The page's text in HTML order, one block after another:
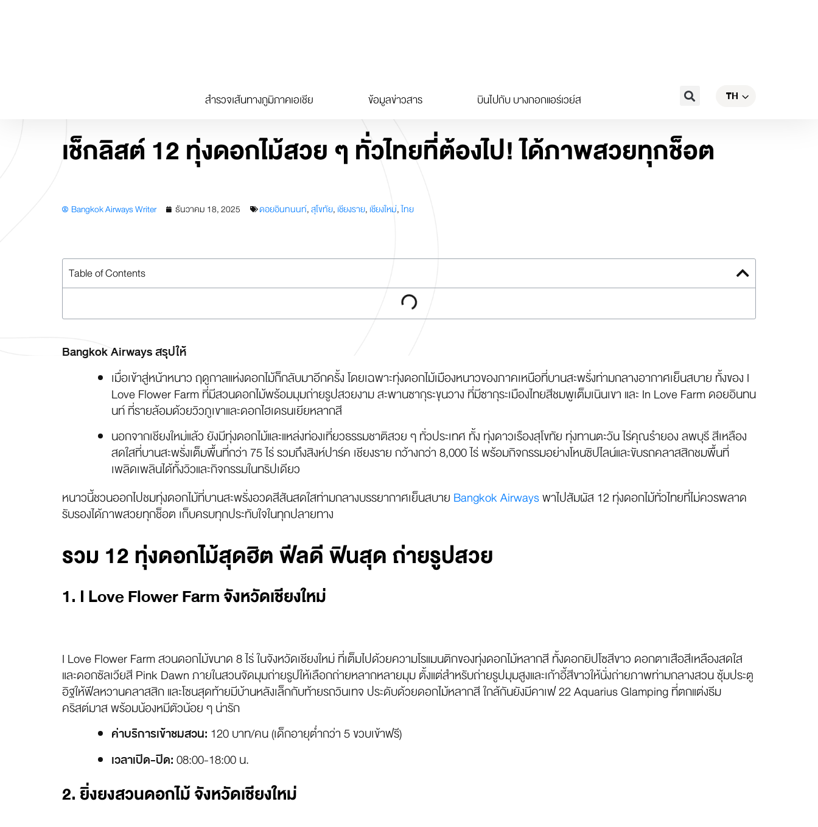
สำรวจเส้นทางภูมิภาคเอเชีย ข้อมูลข่าวสาร บินไปกับ บางกอกแอร์เวย์ส SearchTH
CN
เช็กลิสต์ 12 ทุ่งดอกไม้สวย ๆ ทั่วไทยที่ต้องไป! ได้ภาพสวยทุกช็อต
Bangkok Airways Writer ธันวาคม 18, 2025 ดอยอินทนนท์,สุโขทัย, เชียงราย, เชียงใหม่,ไทย
Table of Contents
Bangkok Airways สรุปให้
เมื่อเข้าสู่หน้าหนาว ฤดูกาลแห่งดอกไม้ก็กลับมาอีกครั้ง โดยเฉพาะทุ่งดอกไม้เมืองหนาวของภาคเหนือที่บานสะพรั่งท่ามกลางอากาศเย็นสบาย ทั้งของ I
Love Flower Farm ที่มีสวนดอกไม้พร้อมมุมถ่ายรูปสวยงาม สะพานซากุระขุนวาง ที่มีซากุระเมืองไทยสีชมพูเต็มเนินเขา และ In Love Farm ดอยอินทน
นท์ ที่รายล้อมด้วยวิวภูเขาและดอกไฮเดรนเยียหลากสี
นอกจากเชียงใหม่แล้ว ยังมีทุ่งดอกไม้และแหล่งท่องเที่ยวธรรมชาติสวย ๆ ทั่วประเทศ ทั้ง ทุ่งดาวเรืองสุโขทัย ทุ่งทานตะวัน ไร่คุณรำยอง ลพบุรี สีเหลือง
สดใสที่บานสะพรั่งเต็มพื้นที่กว่า 75 ไร่ รวมถึงสิงห์ปาร์ค เชียงราย กว้างกว่า 8,000 ไร่ พร้อมกิจกรรมอย่างโหนซิปไลน์และขับรถคลาสสิกชมพื้นที่
เพลิดเพลินได้ทั้งวิวและกิจกรรมในทริปเดียว
หนาวนี้ชวนออกไปชมทุ่งดอกไม้ที่บานสะพรั่งอวดสีสันสดใสท่ามกลางบรรยากาศเย็นสบาย Bangkok Airwaysพาไปสัมผัส 12 ทุ่งดอกไม้ทั่วไทยที่ไม่ควรพลาด
รับรองได้ภาพสวยทุกช็อต เก็บครบทุกประทับใจในทุกปลายทาง
รวม 12 ทุ่งดอกไม้สุดฮิต ฟีลดี ฟินสุด ถ่ายรูปสวย
1. I Love Flower Farm จังหวัดเชียงใหม่
I Love Flower Farm สวนดอกไม้ขนาด 8 ไร่ ในจังหวัดเชียงใหม่ ที่เต็มไปด้วยความโรแมนติกของทุ่งดอกไม้หลากสี ทั้งดอกยิปโซสีขาว ดอกตาเสือสีเหลืองสดใส
และดอกซัลเวียสี Pink Dawn ภายในสวนจัดมุมถ่ายรูปให้เลือกถ่ายหลากหลายมุม ตั้งแต่สำหรับถ่ายรูปมุมสูงและเก้าอี้สีขาวให้นั่งถ่ายภาพท่ามกลางสวน ซุ้มประตู
อิฐให้ฟีลหวานคลาสสิก และโซนสุดท้ายมีบ้านหลังเล็กกับท้ายรถวินเทจ ประดับด้วยดอกไม้หลากสี ใกล้กันยังมีคาเฟ 22 Aquarius Glamping ที่ตกแต่งธีม
คริสต์มาส พร้อมน้องหมีตัวน้อย ๆ น่ารัก
ค่าบริการเข้าชมสวน: 120 บาท/คน (เด็กอายุต่ำกว่า 5 ขวบเข้าฟรี)
เวลาเปิด-ปิด:08:00-18:00 น.
2. ยิ่งยงสวนดอกไม้ จังหวัดเชียงใหม่